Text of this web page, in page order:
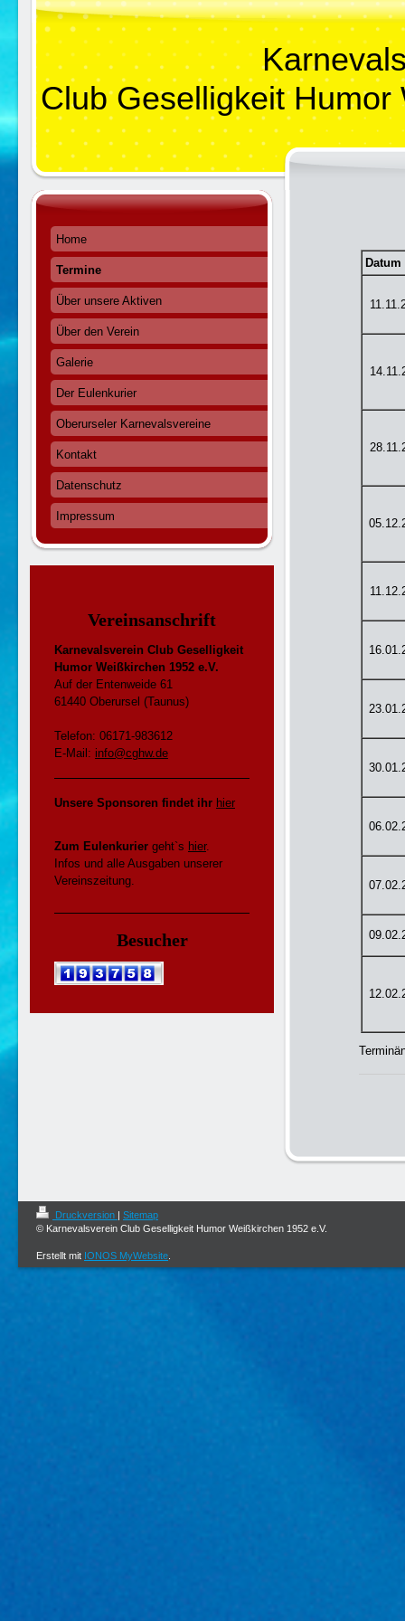
Club Geselligkeit
Datum
Home
Termine
Über unsere Aktiven
Über den Verein
Galerie
Der Eulenkurier
Oberurseler Karnevalsvereine
Kontakt
Datenschutz
Impressum
Vereinsanschrift
Karnevalsverein Club Geselligkeit
Humor Weißkirchen 1952 e.V.
Auf der Entenweide 61
61440 Oberursel (Taunus)
Telefon: 06171-983612
E-Mail: info@cghw.de
Unsere Sponsoren findet ihr hier
Zum Eulenkurier geht`s hier.
Infos und alle Ausgaben unserer
Vereinszeitung.
Besucher
Druckversion | Sitemap
© Karnevalsverein Club Geselligkeit Humor Weißkirchen 1952 e.V.
Erstellt mit IONOS MyWebsite